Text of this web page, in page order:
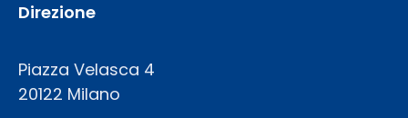
Direzione
Piazza Velasca 4
20122 Milano